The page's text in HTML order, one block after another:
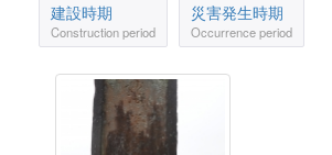
建設時期
Construction period
災害発生時期
Occurrence period